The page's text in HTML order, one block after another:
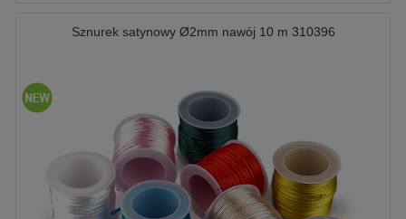
Sznurek satynowy Ø2mm nawój 10 m 310396